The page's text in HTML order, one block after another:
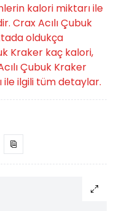
kalori miktarı ile
Crax Acılı Çubuk
oldukça
Kraker kaç kalori,
Çubuk Kraker
ile ilgili tüm detaylar.